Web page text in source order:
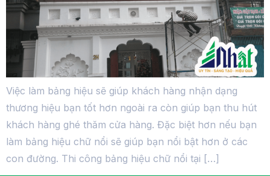
Việc làm bảng hiệu sẽ giúp khách hàng nhận dạng
thương hiệu bạn tốt hơn ngoài ra còn giúp bạn thu hút
khách hàng ghé thăm cửa hàng. Đặc biệt hơn nếu bạn
làm bảng hiệu chữ nổi sẽ giúp bạn nổi bật hơn ở các
con đường. Thi công bảng hiệu chữ nổi tại […]